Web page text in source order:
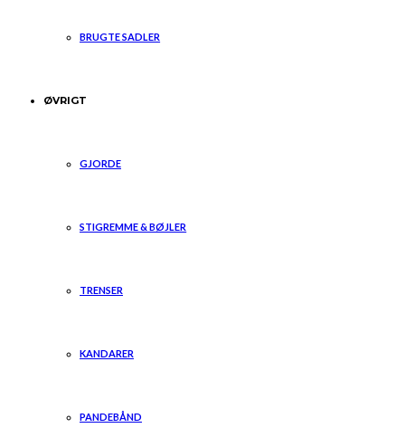
BRUGTE SADLER
ØVRIGT
GJORDE
STIGREMME & BØJLER
TRENSER
KANDARER
PANDEBÅND